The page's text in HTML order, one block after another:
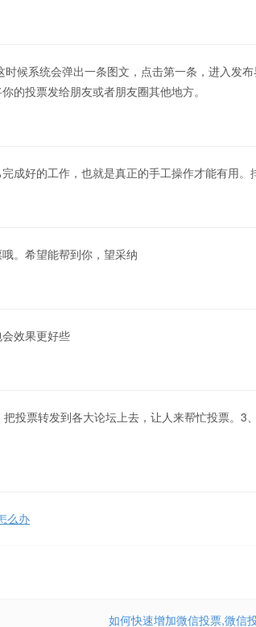
候系统会弹出一条图文，点击第一条，进入发
的投票发给朋友或者朋友圈其他地方。
好的工作，也就是真正的手工操作才能有用。
。希望能帮到你，望采纳
效果更好些
投票转发到各大论坛上去，让人来帮忙投票。3
么办
如何快速增加微信投票,微信